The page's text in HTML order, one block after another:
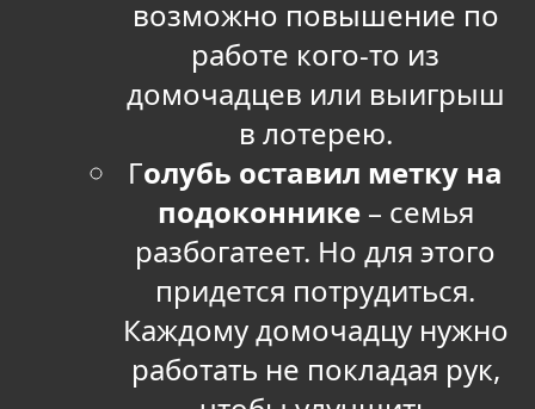
возможно повышение по
работе кого-то из
домочадцев или выигрыш
в лотерею.
Голубь оставил метку на
подоконнике – семья
разбогатеет. Но для этого
придется потрудиться.
Каждому домочадцу нужно
работать не покладая рук,